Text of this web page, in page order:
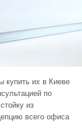
купить их в Киеве
по
из
всего офиса